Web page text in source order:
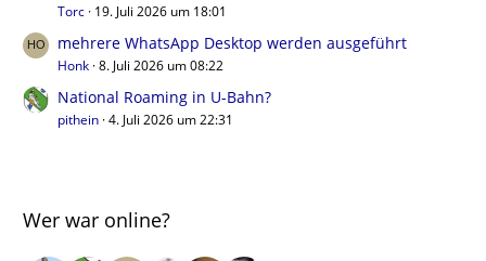
Torc 19. Juli 2026 um 18:01
mehrere WhatsApp Desktop werden ausgeführt
Honk 8. Juli 2026 um 08:22
National Roaming in U-Bahn?
pithein 4. Juli 2026 um 22:31
Wer war online?